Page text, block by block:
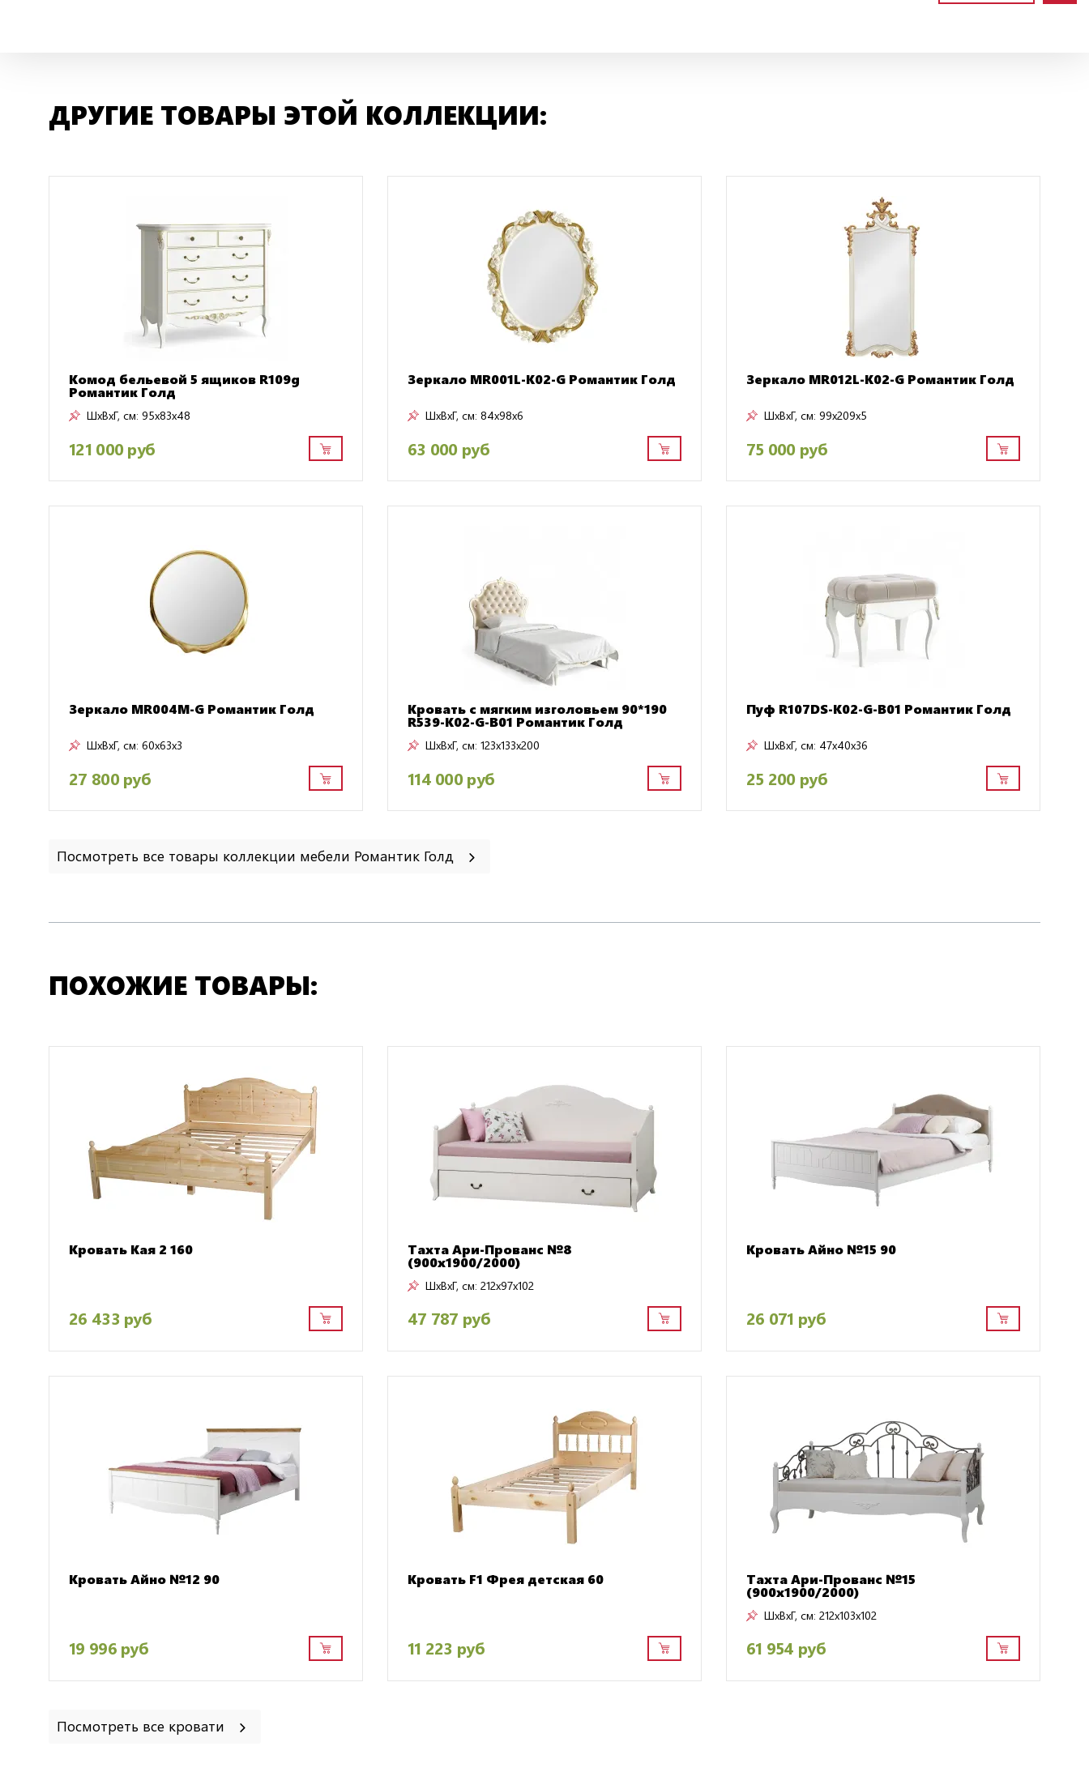
ДРУГИЕ ТОВАРЫ ЭТОЙ КОЛЛЕКЦИИ:
Комод бельевой 5 ящиков R109g
Романтик Голд
ШxВxГ, см: 95x83x48
121 000 руб
Зеркало MR001L-K02-G Романтик Голд
ШxВxГ, см: 84x98x6
63 000 руб
Зеркало MR012L-K02-G Романтик Голд
ШxВxГ, см: 99x209x5
75 000 руб
Зеркало MR004M-G Романтик Голд
ШxВxГ, см: 60x63x3
27 800 руб
Кровать с мягким изголовьем 90*190
R539-K02-G-B01 Романтик Голд
ШxВxГ, см: 123x133x200
114 000 руб
Пуф R107DS-K02-G-B01 Романтик Голд
ШxВxГ, см: 47x40x36
25 200 руб
Посмотреть все товары коллекции мебели Романтик Голд
ПОХОЖИЕ ТОВАРЫ:
Кровать Кая 2 160
26 433 руб
Тахта Ари-Прованс №8
(900х1900/2000)
ШxВxГ, см: 212x97x102
47 787 руб
Кровать Айно №15 90
26 071 руб
Кровать Айно №12 90
19 996 руб
Кровать F1 Фрея детская 60
11 223 руб
Тахта Ари-Прованс №15
(900х1900/2000)
ШxВxГ, см: 212x103x102
61 954 руб
Посмотреть все кровати